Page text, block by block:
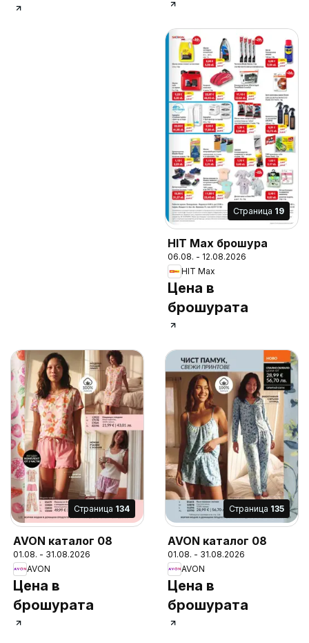
Cтраница 19
HIT Max брошура
06.08. - 12.08.2026
HIT Max
Цена в
брошурата
Cтраница 134
AVON каталог 08
01.08. - 31.08.2026
AVON
Цена в
брошурата
Cтраница 135
AVON каталог 08
01.08. - 31.08.2026
AVON
Цена в
брошурата